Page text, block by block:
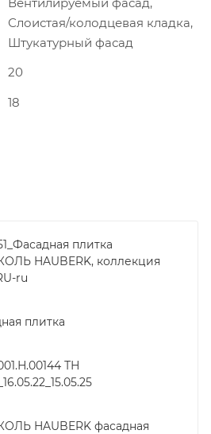
Слоистая/колодцевая кладка,
Штукатурный фасад
20
18
плитка
HAUBERK, коллекция
ru
плитка
ТН
HAUBERK фасадная